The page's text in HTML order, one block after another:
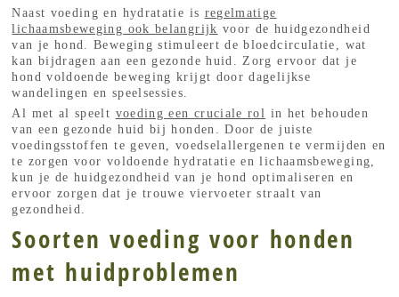
Naast voeding en hydratatie is regelmatige
lichaamsbeweging ook belangrijk voor de huidgezondheid
van je hond. Beweging stimuleert de bloedcirculatie, wat
kan bijdragen aan een gezonde huid. Zorg ervoor dat je
hond voldoende beweging krijgt door dagelijkse
wandelingen en speelsessies.
Al met al speelt voeding een cruciale rol in het behouden
van een gezonde huid bij honden. Door de juiste
voedingsstoffen te geven, voedselallergenen te vermijden en
te zorgen voor voldoende hydratatie en lichaamsbeweging,
kun je de huidgezondheid van je hond optimaliseren en
ervoor zorgen dat je trouwe viervoeter straalt van
gezondheid.
Soorten voeding voor honden
met huidproblemen